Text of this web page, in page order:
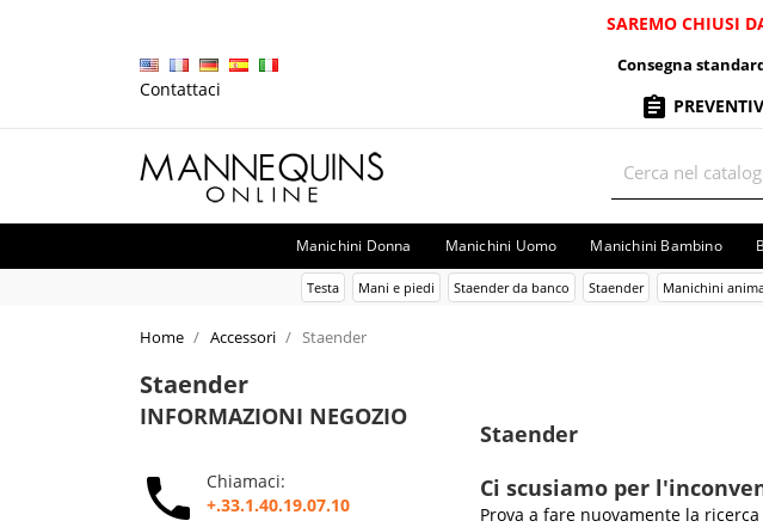
SAREMO CHIUSI
Contattaci
Consegna
Manichini Donna Manichini Uomo Manichini Bambino
Testa Mani e piedi Staender da banco Staender Manichini
Home Accessori Staender
Staender
INFORMAZIONI NEGOZIO
Chiamaci:
+.33.1.40.19.07.10
Staender
Ci scusiamo per
Prova a fare nuovamente la ricerca